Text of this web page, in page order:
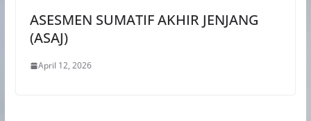
ASESMEN SUMATIF AKHIR JENJANG
(ASAJ)
April 12, 2026